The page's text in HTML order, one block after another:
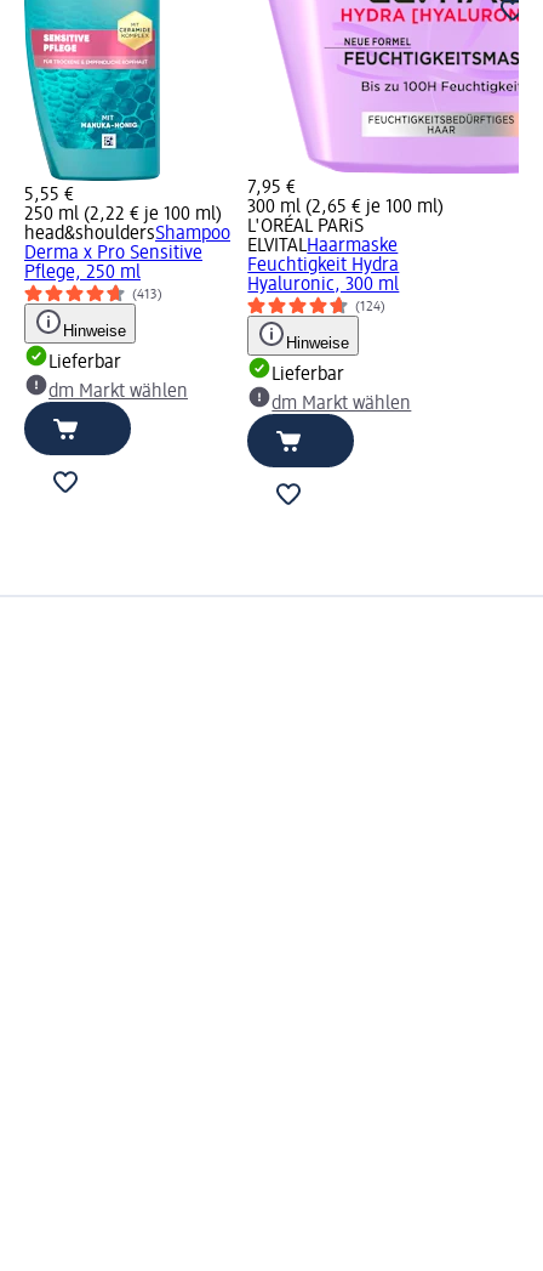
5,55 €
250 ml (2,22 € je 100 ml)
head&shouldersShampoo
Derma x Pro Sensitive
Pflege, 250 ml
(413)
Hinweise
Lieferbar
dm Markt wählen
7,95 €
300 ml (2,65 € je 100 ml)
L'ORÉAL PARiS
ELVITALHaarmaske
Feuchtigkeit Hydra
Hyaluronic, 300 ml
(124)
Hinweise
Lieferbar
dm Markt wählen